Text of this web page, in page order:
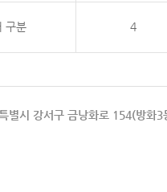
구분 4
별시 강서구 금낭화로 154(방화3